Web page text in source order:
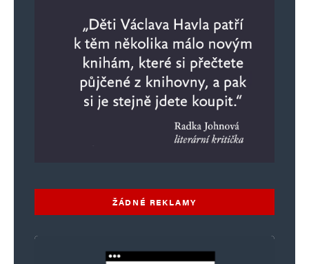
ŽÁDNÉ REKLAMY